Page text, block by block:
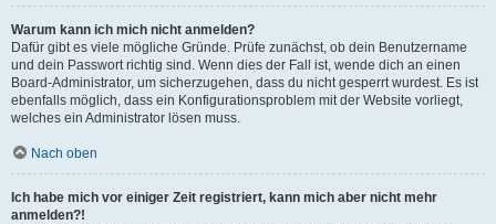
Warum kann ich mich nicht anmelden?
Dafür gibt es viele mögliche Gründe. Prüfe zunächst, ob dein Benutzername
und dein Passwort richtig sind. Wenn dies der Fall ist, wende dich an einen
Board-Administrator, um sicherzugehen, dass du nicht gesperrt wurdest. Es ist
ebenfalls möglich, dass ein Konfigurationsproblem mit der Website vorliegt,
welches ein Administrator lösen muss.
Nach oben
Ich habe mich vor einiger Zeit registriert, kann mich aber nicht mehr
anmelden?!